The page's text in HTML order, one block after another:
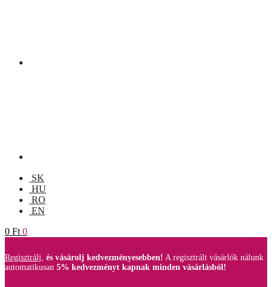
SK
HU
RO
EN
0 Ft 0
Regisztrálj, és vásárolj kedvezményesebben! A regisztrált vásárlók nálunk
automatikusan 5% kedvezményt kapnak minden vásárlásból!